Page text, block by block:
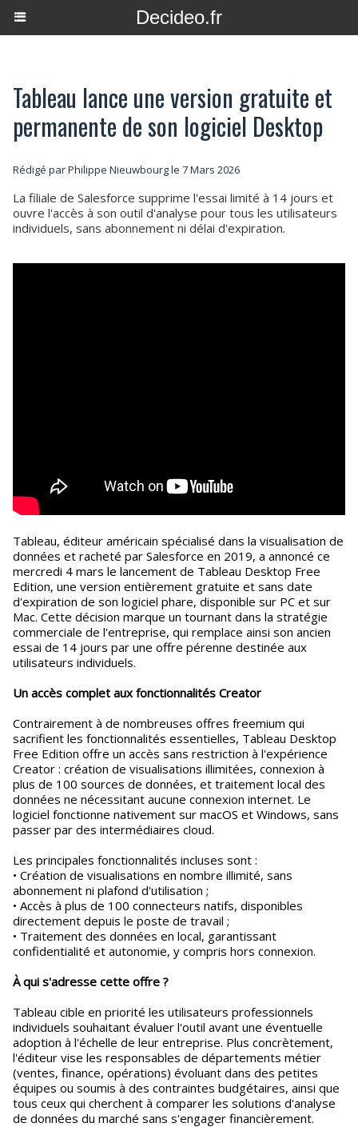
Decideo.fr
Tableau lance une version gratuite et
permanente de son logiciel Desktop
Rédigé parPhilippe Nieuwbourgle 7 Mars 2026
La filiale de Salesforce supprime l'essai limité à 14 jours et
ouvre l'accès à son outil d'analyse pour tous les utilisateurs
individuels, sans abonnement ni délai d'expiration.
Tableau, éditeur américain spécialisé dans la visualisation de
données et racheté par Salesforce en 2019, a annoncé ce
mercredi 4 mars le lancement de Tableau Desktop Free
Edition, une version entièrement gratuite et sans date
d'expiration de son logiciel phare, disponible sur PC et sur
Mac. Cette décision marque un tournant dans la stratégie
commerciale de l'entreprise, qui remplace ainsi son ancien
essai de 14 jours par une offre pérenne destinée aux
utilisateurs individuels.
Un accès complet aux fonctionnalités Creator
Contrairement à de nombreuses offres freemium qui
sacrifient les fonctionnalités essentielles, Tableau Desktop
Free Edition offre un accès sans restriction à l'expérience
Creator : création de visualisations illimitées, connexion à
plus de 100 sources de données, et traitement local des
données ne nécessitant aucune connexion internet. Le
logiciel fonctionne nativement sur macOS et Windows, sans
passer par des intermédiaires cloud.
Les principales fonctionnalités incluses sont :
• Création de visualisations en nombre illimité, sans
abonnement ni plafond d'utilisation ;
• Accès à plus de 100 connecteurs natifs, disponibles
directement depuis le poste de travail ;
• Traitement des données en local, garantissant
confidentialité et autonomie, y compris hors connexion.
À qui s'adresse cette offre ?
Tableau cible en priorité les utilisateurs professionnels
individuels souhaitant évaluer l'outil avant une éventuelle
adoption à l'échelle de leur entreprise. Plus concrètement,
l'éditeur vise les responsables de départements métier
(ventes, finance, opérations) évoluant dans des petites
équipes ou soumis à des contraintes budgétaires, ainsi que
tous ceux qui cherchent à comparer les solutions d'analyse
de données du marché sans s'engager financièrement.